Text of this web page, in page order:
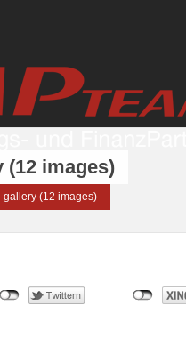
(12 images)
gallery (12 images)